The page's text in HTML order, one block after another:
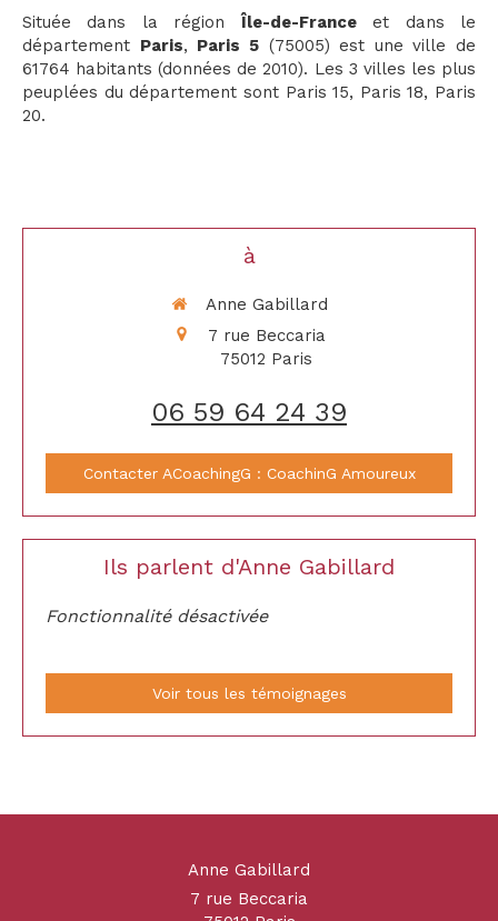
Située dans la régionÎle-de-Franceet dans le
département Paris, Paris 5(75005) est une ville de
61764 habitants (données de 2010). Les 3 villes les plus
peuplées du département sont Paris 15, Paris 18, Paris
20.
à
Anne Gabillard
7 rue Beccaria
75012 Paris
06 59 64 24 39
Contacter ACoachingG : CoachinG Amoureux
Ils parlent d'Anne Gabillard
Fonctionnalité désactivée
Voir tous les témoignages
Anne Gabillard
7 rue Beccaria